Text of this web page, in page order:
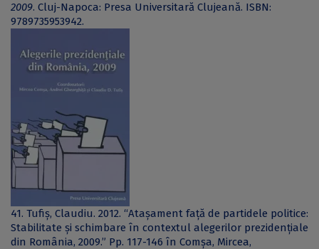
2009. Cluj-Napoca: Presa Universitară Clujeană. ISBN:
9789735953942.
41. Tufiș, Claudiu. 2012. “Atașament față de partidele politice:
Stabilitate și schimbare în contextul alegerilor prezidențiale
din România, 2009.” Pp. 117-146 în Comșa, Mircea,